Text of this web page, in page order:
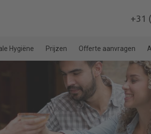
+31
Hygiëne Prijzen Offerte aanvragen